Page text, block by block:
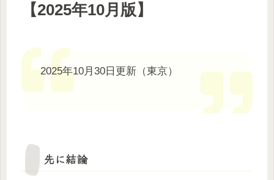
【2025年10月版】
2025年10月30日更新（東京）
先に結論